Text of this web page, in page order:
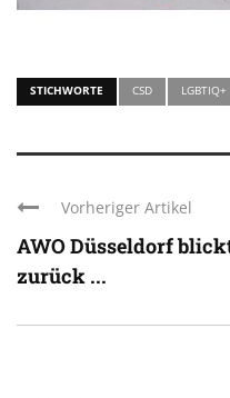
STICHWORTE CSD LGBTIQ+
Vorheriger Artikel
AWO Düsseldorf
zurück ...